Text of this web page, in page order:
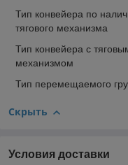
Тип конвейера по
тягового механизма
Тип конвейера с
механизмом
Тип перемещаемого
Скрыть
Условия доставки